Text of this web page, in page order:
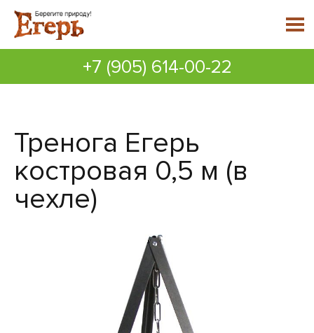
+7 (905) 614-00-22
Тренога Егерь
костровая 0,5 м (в
чехле)